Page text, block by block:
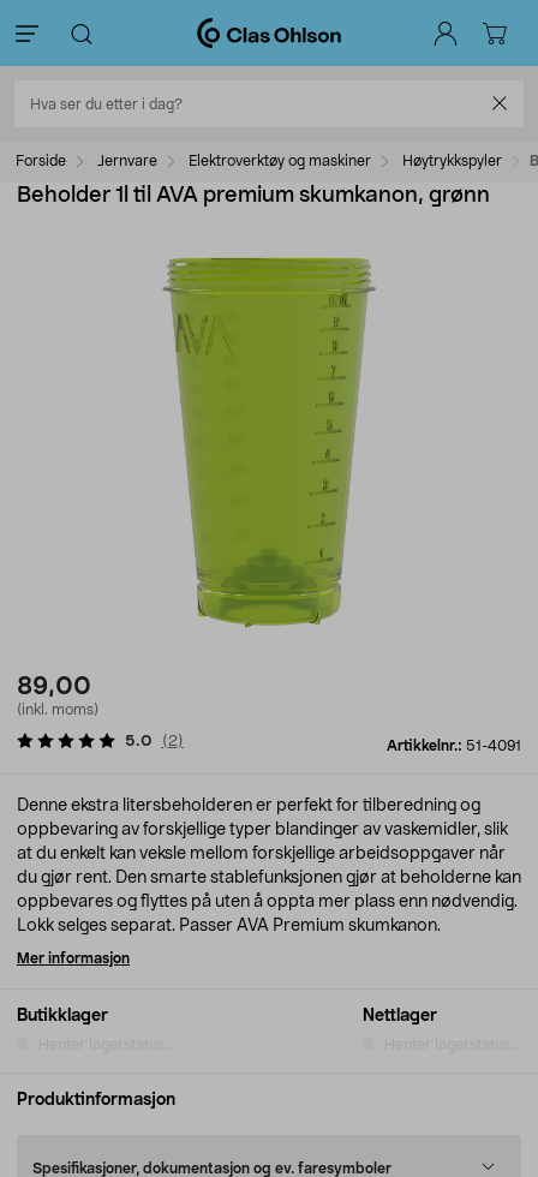
Forside Jernvare Elektroverktøy og maskiner Høytrykkspyler
Beholder 1l til AVA premium skumkanon, grønn
89,00
(inkl. moms)
Artikkelnr.: 51-4091
5.0 ( 2)
Butikklager Nettlager
Denne ekstra litersbeholderen er perfekt for tilberedning og
oppbevaring av forskjellige typer blandinger av vaskemidler, slik
at du enkelt kan veksle mellom forskjellige arbeidsoppgaver når
du gjør rent. Den smarte stablefunksjonen gjør at beholderne kan
oppbevares og flyttes på uten å oppta mer plass enn nødvendig.
Lokk selges separat. Passer AVA Premium skumkanon.
Mer informasjon
Produktinformasjon
Spesifikasjoner, dokumentasjon og ev. faresymboler